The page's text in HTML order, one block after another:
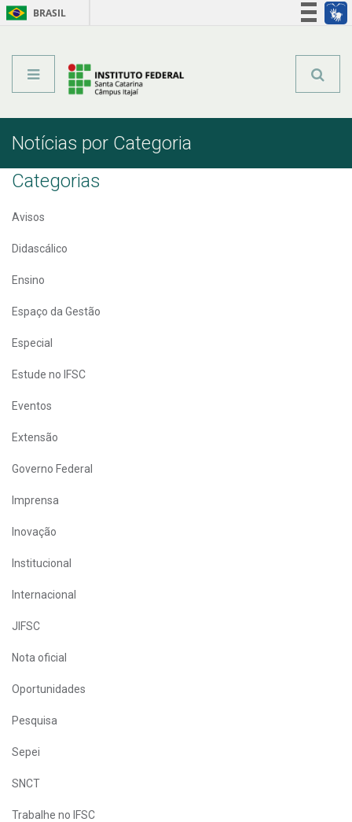
BRASIL
Notícias por Categoria
Categorias
Avisos
Didascálico
Ensino
Espaço da Gestão
Especial
Estude no IFSC
Eventos
Extensão
Governo Federal
Imprensa
Inovação
Institucional
Internacional
JIFSC
Nota oficial
Oportunidades
Pesquisa
Sepei
SNCT
Trabalhe no IFSC